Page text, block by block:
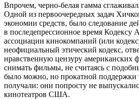
Впрочем, черно-белая гамма
Одной из первоочередных задач
экономии средств, было следование
в последепрессионное время Кодексу
ассоциации кинокомпаний (или
неофициальный этический кодекс,
нравственную цензуру американских
снимать фильмы, не считаясь с
было можно, но прокатной поддержки
получали: они попросту не
кинотеатров США.